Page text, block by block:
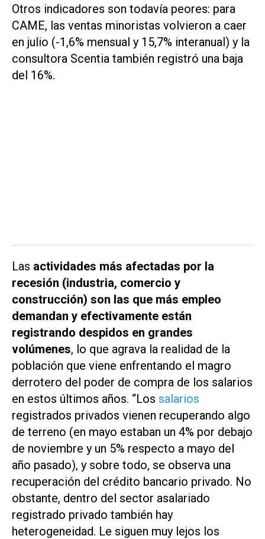
Otros indicadores son todavía peores: para
CAME, las ventas minoristas volvieron a caer
en julio (-1,6% mensual y 15,7% interanual) y la
consultora Scentia también registró una baja
del 16%.
Las actividades más afectadas por la
recesión (industria, comercio y
construcción) son las que más empleo
demandan y efectivamente están
registrando despidos en grandes
volúmenes, lo que agrava la realidad de la
población que viene enfrentando el magro
derrotero del poder de compra de los salarios
en estos últimos años. “Los salarios
registrados privados vienen recuperando algo
de terreno (en mayo estaban un 4% por debajo
de noviembre y un 5% respecto a mayo del
año pasado), y sobre todo, se observa una
recuperación del crédito bancario privado. No
obstante, dentro del sector asalariado
registrado privado también hay
heterogeneidad. Le siguen muy lejos los